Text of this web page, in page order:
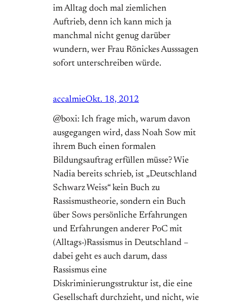
im Alltag doch mal ziemlichen
Auftrieb, denn ich kann mich ja
manchmal nicht genug darüber
wundern, wer Frau Rönickes Ausssagen
sofort unterschreiben würde.
accalmieOkt. 18, 2012
@boxi: Ich frage mich, warum davon
ausgegangen wird, dass Noah Sow mit
ihrem Buch einen formalen
Bildungsauftrag erfüllen müsse? Wie
Nadia bereits schrieb, ist „Deutschland
Schwarz Weiss“ kein Buch zu
Rassismustheorie, sondern ein Buch
über Sows persönliche Erfahrungen
und Erfahrungen anderer PoC mit
(Alltags-)Rassismus in Deutschland –
dabei geht es auch darum, dass
Rassismus eine
Diskriminierungsstruktur ist, die eine
Gesellschaft durchzieht, und nicht, wie